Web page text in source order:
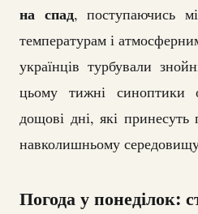
на спад, поступаючись
температурам і
українців турбували
цьому тижні синоптики
дощові дні, які
навколишньому
Погода у понеділок: